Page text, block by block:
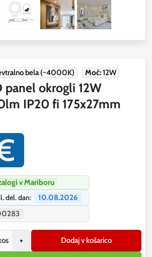
bela (~4000K) Moč:12W
panel okrogli 12W
IP20 fi 175x27mm
v Mariboru
del. dan:
10.08.2026
+ Dodaj v košarico